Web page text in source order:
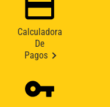
Calculadora
De
Pagos